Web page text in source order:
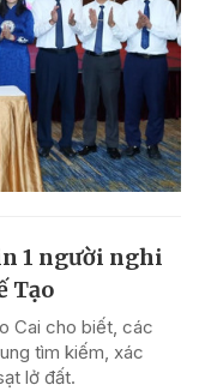
1 người nghi
Tạo
Cai cho biết, các
tìm kiếm, xác
lở đất.